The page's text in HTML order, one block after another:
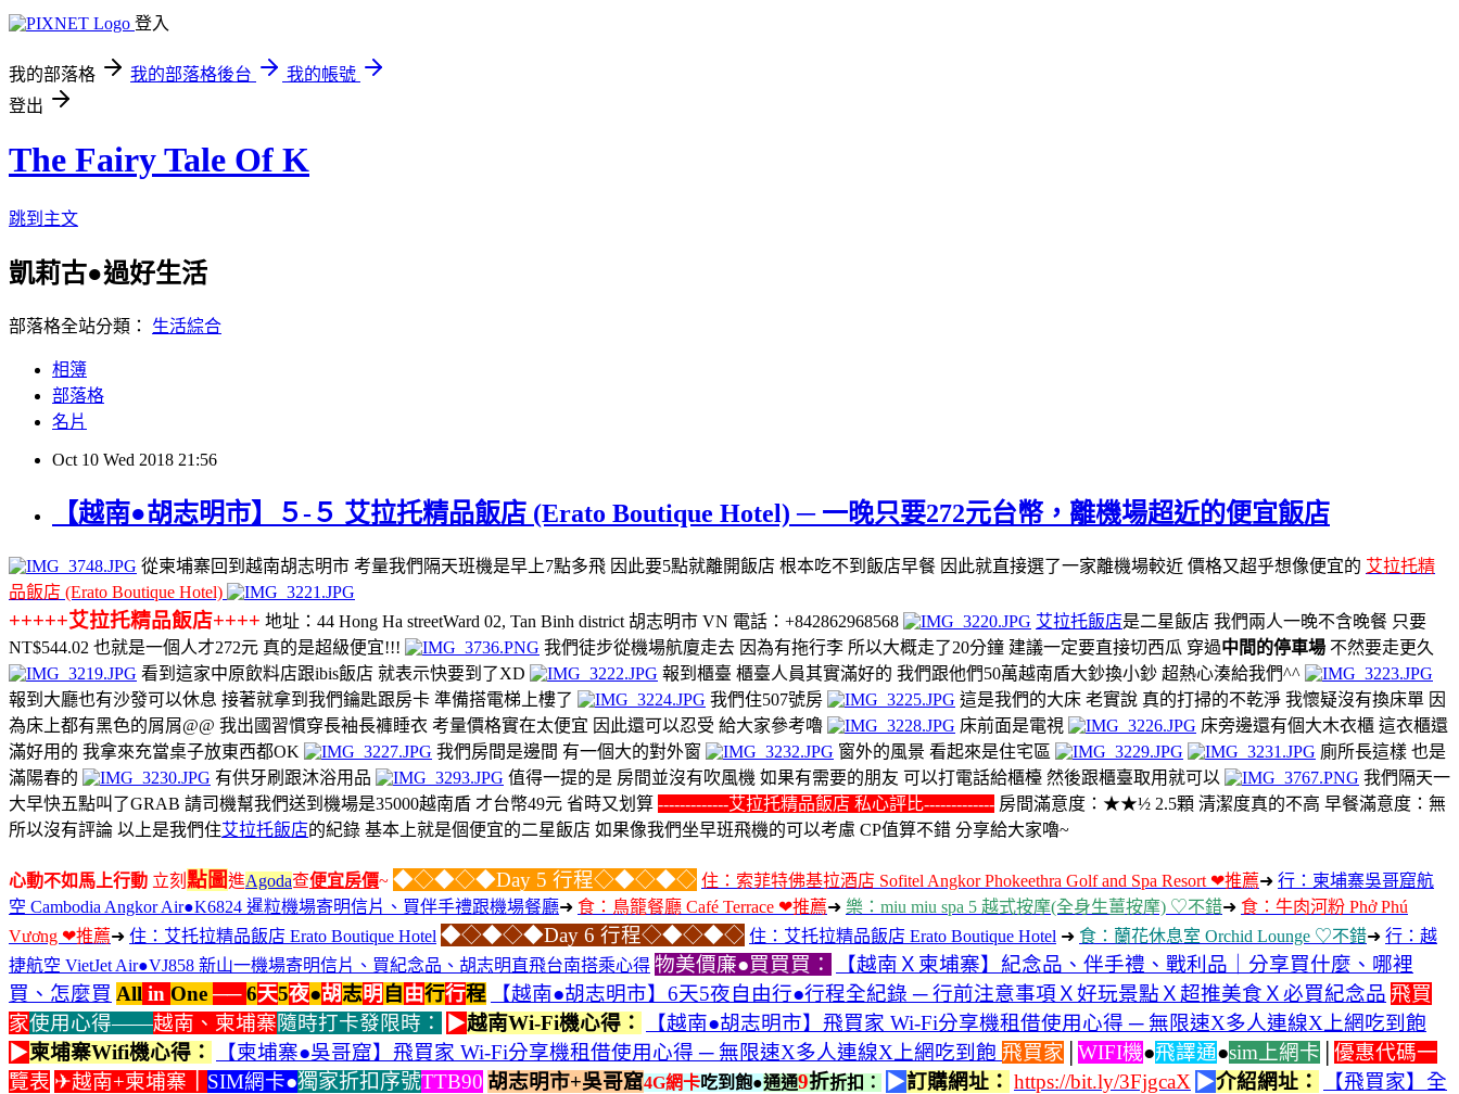
登入
我的部落格 我的部落格後台
我的帳號
登出
The Fairy Tale Of K
跳到主文
凱莉古●過好生活
部落格全站分類： 生活綜合
相簿
部落格
名片
Oct 10 Wed 2018 21:56
【越南●胡志明市】５-５ 艾拉托精品飯店 (Erato Boutique Hotel) ─ 一晚只要272元台幣，離機場超近的便宜飯店
從柬埔寨回到越南胡志明市 考量我們隔天班機是早上7點多飛 因此要5點就離開飯店 根本吃不到飯店早餐 因此就直接選了一家離機場較近 價格又超乎想像便宜的 艾拉托精
品飯店 (Erato Boutique Hotel)
+++++艾拉托精品飯店++++ 地址：44 Hong Ha streetWard 02, Tan Binh district 胡志明市 VN 電話：+842862968568 艾拉托飯店是二星飯店 我們兩人一晚不含晚餐 只要
NT$544.02 也就是一個人才272元 真的是超級便宜!!!
我們徒步從機場航廈走去 因為有拖行李 所以大概走了20分鐘 建議一定要直接切西瓜 穿過中間的停車場 不然要走更久
看到這家中原飲料店跟ibis飯店 就表示快要到了XD
報到櫃臺 櫃臺人員其實滿好的 我們跟他們50萬越南盾大鈔換小鈔 超熱心湊給我們^^
報到大廳也有沙發可以休息 接著就拿到我們鑰匙跟房卡 準備搭電梯上樓了
我們住507號房
這是我們的大床 老實說 真的打掃的不乾淨 我懷疑沒有換床單 因
為床上都有黑色的屑屑@@ 我出國習慣穿長袖長褲睡衣 考量價格實在太便宜 因此還可以忍受 給大家參考嚕
床前面是電視
床旁邊還有個大木衣櫃 這衣櫃還
滿好用的 我拿來充當桌子放東西都OK
我們房間是邊間 有一個大的對外窗 窗外的風景 看起來是住宅區
廁所長這樣 也是
滿陽春的
有供牙刷跟沐浴用品 值得一提的是 房間並沒有吹風機 如果有需要的朋友 可以打電話給櫃檯 然後跟櫃臺取用就可以
我們隔天一
大早快五點叫了GRAB 請司機幫我們送到機場是35000越南盾 才台幣49元 省時又划算 -------------艾拉托精品飯店 私心評比------------- 房間滿意度：★★½ 2.5顆 清潔度真的不高 早餐滿意度：無
所以沒有評論 以上是我們住艾拉托飯店的紀錄 基本上就是個便宜的二星飯店 如果像我們坐早班飛機的可以考慮 CP值算不錯 分享給大家嚕~
心動不如馬上行動 立刻 點圖進Agoda查便宜房價~ ◆◇◆◇◆Day 5 行程◇◆◇◆◇ 住：索菲特佛基拉酒店 Sofitel Angkor Phokeethra Golf and Spa Resort ❤推薦➜ 行：柬埔寨吳哥窟航
空 Cambodia Angkor Air●K6824 暹粒機場寄明信片、買伴手禮跟機場餐廳➜ 食：鳥籠餐廳 Café Terrace ❤推薦➜ 樂：miu miu spa 5 越式按摩(全身生薑按摩) ♡不錯➜ 食：牛肉河粉 Phở Phú
Vương ❤推薦➜ 住：艾托拉精品飯店 Erato Boutique Hotel ◆◇◆◇◆Day 6 行程◇◆◇◆◇ 住：艾托拉精品飯店 Erato Boutique Hotel ➜ 食：蘭花休息室 Orchid Lounge ♡不錯➜ 行：越
捷航空 VietJet Air●VJ858 新山一機場寄明信片、買紀念品、胡志明直飛台南搭乘心得 物美價廉●買買買：
【越南Ｘ柬埔寨】紀念品、伴手禮、戰利品｜分享買什麼、哪裡
買、怎麼買 All in One ──6天5夜●胡志明 自由行行程 【越南●胡志明市】6天5夜自由行●行程全紀錄 ─ 行前注意事項Ｘ好玩景點Ｘ超推美食Ｘ必買紀念品 飛買
家使用心得——越南、柬埔寨隨時打卡發限時： ▶越南Wi-Fi機心得：
【越南●胡志明市】飛買家 Wi-Fi分享機租借使用心得 ─ 無限速X多人連線X上網吃到飽
▶柬埔寨Wifi機心得： 【柬埔寨●吳哥窟】飛買家 Wi-Fi分享機租借使用心得 ─ 無限速X多人連線X上網吃到飽 飛買家 WIFI機●飛譯通●sim上網卡
優惠代碼一
覽表 ✈越南+柬埔寨 SIM網卡●獨家折扣序號TTB90 胡志明市+吳哥窟4G網卡吃到飽●通通9折折扣： ▶訂購網址： https://bit.ly/3FjgcaX ▶介紹網址：
【飛買家】全